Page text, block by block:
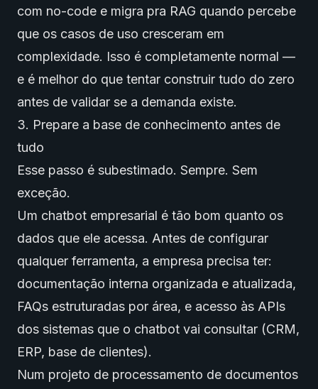
com no-code e migra pra RAG quando percebe
que os casos de uso cresceram em
complexidade. Isso é completamente normal —
e é melhor do que tentar construir tudo do zero
antes de validar se a demanda existe.
3. Prepare a base de conhecimento antes de
tudo
Esse passo é subestimado. Sempre. Sem
exceção.
Um chatbot empresarial é tão bom quanto os
dados que ele acessa. Antes de configurar
qualquer ferramenta, a empresa precisa ter:
documentação interna organizada e atualizada,
FAQs estruturadas por área, e acesso às APIs
dos sistemas que o chatbot vai consultar (CRM,
ERP, base de clientes).
Num projeto de processamento de documentos